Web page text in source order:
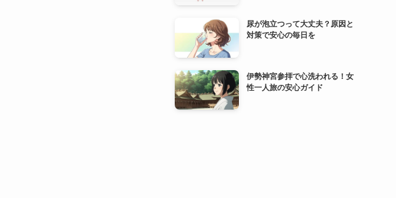
尿が泡立つって大丈夫？原因と
対策で安心の毎日を
伊勢神宮参拝で心洗われる！女
性一人旅の安心ガイド